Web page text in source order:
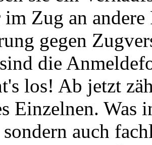
im Zug an
gegen
die
los! Ab jetzt
Einzelnen.
auch